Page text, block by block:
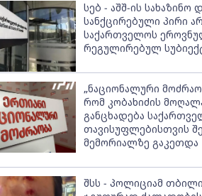
სებ - აშშ-ის სახაზინო
სანქცირებული პირი
საქართველოს
რეგულირებულ
„ნაციონალური
რომ კობახიძის
განცხადება
თავისუფლებისთვის
მემორიალზე გაკეთდა
შსს - პოლიციამ